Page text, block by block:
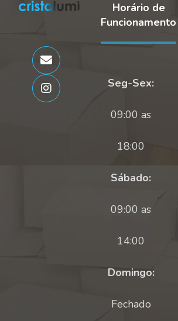
Horário de
Funcionamento
Seg-Sex:
09:00 as
18:00
Sábado:
09:00 as
14:00
Domingo:
Fechado